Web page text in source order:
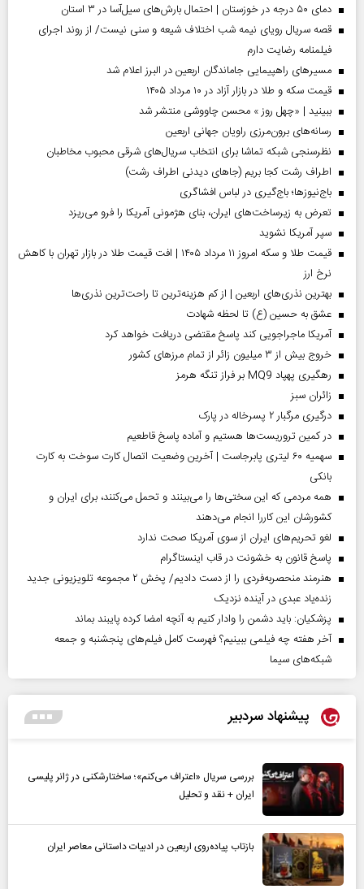
دمای ۵۰ درجه در خوزستان | احتمال بارش‌های سیل‌آسا در ۳ استان
قصه سریال رویای نیمه شب اختلاف شیعه و سنی نیست/ از روند اجرای
فیلمنامه رضایت دارم
مسیر‌های راهپیمایی جاماندگان اربعین در البرز اعلام شد
قیمت سکه و طلا در بازار آزاد در ۱۰ مرداد ۱۴۰۵
ببینید | «چهل روز » محسن چاووشی منتشر شد
رسانه‌های برون‌مرزی راویان جهانی اربعین
نظرسنجی شبکه تماشا برای انتخاب سریال‌های شرقی محبوب مخاطبان
اطراف رشت کجا بریم (جاهای دیدنی اطراف رشت)
باج‌نیوزها؛ باج‌گیری در لباس افشاگری
تعرض به زیرساخت‌های ایران، بنای هژمونی آمریکا را فرو می‌ریزد
سپر آمریکا نشوید
قیمت طلا و سکه امروز ۱۱ مرداد ۱۴۰۵ | افت قیمت طلا در بازار تهران با کاهش
نرخ ارز
بهترین نذری‌های اربعین | از کم هزینه‌ترین تا راحت‌ترین نذری‌ها
عشق به حسین (ع) تا لحظه شهادت
آمریکا ماجراجویی کند پاسخ مقتضی دریافت خواهد کرد
خروج بیش از ۳ میلیون زائر از تمام مرز‌های کشور
رهگیری پهپاد MQ9 بر فراز تنگه هرمز
‌زائران سبز
درگیری مرگبار ۲ پسرخاله در پارک
در کمین تروریست‌ها هستیم و آماده پاسخ قاطعیم
سهمیه ۶۰ لیتری پابرجاست | آخرین وضعیت اتصال کارت سوخت به کارت
بانکی
همه مردمی که این سختی‌ها را می‌بینند و تحمل می‌کنند، برای ایران و
کشورشان این کاررا انجام می‌دهند
لغو تحریم‌های ایران از سوی آمریکا صحت ندارد
پاسخ قانون به خشونت در قاب اینستاگرام
هنرمند منحصر‌به‌فردی را از دست دادیم/ پخش ۲ مجموعه تلویزیونی جدید
زنده‌یاد عبدی در آینده نزدیک
پزشکیان: باید دشمن را وادار کنیم به آنچه امضا کرده پایبند بماند
آخر هفته چه فیلمی ببینیم؟ فهرست کامل فیلم‌های پنجشنبه و جمعه
شبکه‌های سیما
پیشنهاد سردبیر
بررسی سریال «اعتراف می‌کنم»؛ ساختارشکنی در ژانر پلیسی
ایران + نقد و تحلیل
بازتاب پیاده‌روی اربعین در ادبیات داستانی معاصر ایران